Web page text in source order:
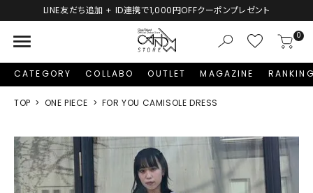
ち追加 + ID連携で1,000円OFFクーポンプレゼント
menu 0
CATEGORY COLLABO OUTLET MAGAZINE
TOP ONE PIECE FOR YOU CAMISOLE DRESS